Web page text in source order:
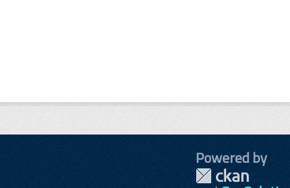
Powered by